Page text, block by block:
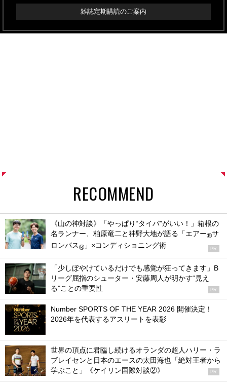
雑誌定期購読のご案内
RECOMMEND
《山の神対談》「やっぱり“タイパ”がいい！」箱根の
名ランナー、柏原竜二と神野大地が語る「エアー®サ
ロンパス® 」×コンディショニング術 PR
「少しぼやけているだけでも感覚が狂ってきます」B
リーグ屈指のシューター・安藤周人が明かす“見え
る”ことの重要性
PR
Number SPORTS OF THE YEAR 2026 開催決定！
2026年を代表するアスリートを表彰
世界の頂点に君臨し続けるオランダの超人ハリー・ラ
ブレイセンと日本のエースの太田海也「絶対王者から
学ぶこと」《ケイリン国際対談②》
PR